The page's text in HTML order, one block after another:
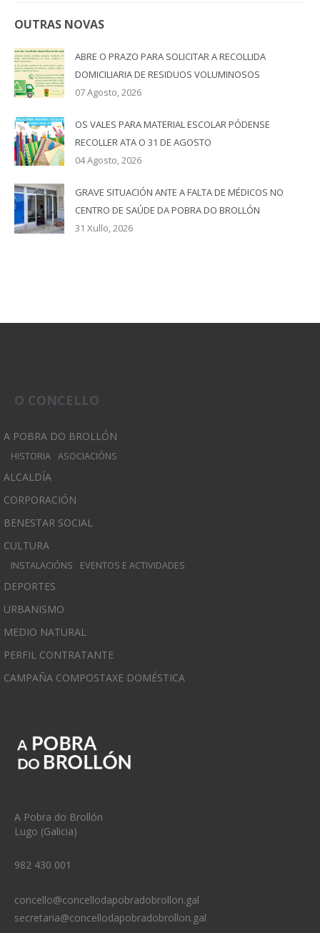
OUTRAS NOVAS
ABRE O PRAZO PARA SOLICITAR A RECOLLIDA
DOMICILIARIA DE RESIDUOS VOLUMINOSOS
07 Agosto, 2026
OS VALES PARA MATERIAL ESCOLAR PÓDENSE
RECOLLER ATA O 31 DE AGOSTO
04 Agosto, 2026
GRAVE SITUACIÓN ANTE A FALTA DE MÉDICOS NO
CENTRO DE SAÚDE DA POBRA DO BROLLÓN
31 Xullo, 2026
O CONCELLO
A POBRA DO BROLLÓN
HISTORIA ASOCIACIÓNS
ALCALDÍA
CORPORACIÓN
BENESTAR SOCIAL
CULTURA
INSTALACIÓNS EVENTOS E ACTIVIDADES
DEPORTES
URBANISMO
MEDIO NATURAL
PERFIL CONTRATANTE
CAMPAÑA COMPOSTAXE DOMÉSTICA
A Pobra do Brollón
Lugo (Galicia)
982 430 001
concello@concellodapobradobrollon.gal
secretaria@concellodapobradobrollon.gal